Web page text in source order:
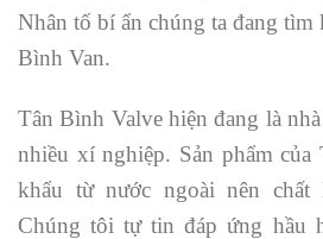
Nhân tố bí ẩn chúng ta đang tìm
Bình Van.
Tân Bình Valve hiện đang là
nhiều xí nghiệp. Sản phẩm của
khẩu từ nước ngoài nên chất
Chúng tôi tự tin đáp ứng hầu